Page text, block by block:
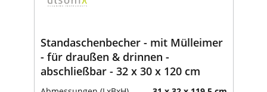
Standaschenbecher - mit Mülleimer
- für draußen & drinnen -
abschließbar - 32 x 30 x 120 cm